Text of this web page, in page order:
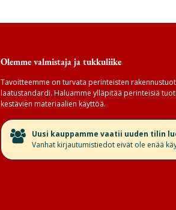
Olemme valmistaja ja tukkuliike
Tavoitteemme on turvata perinteisten
laatustandardi. Haluamme ylläpitää perinteisiä
kestävien materiaalien käyttöä.
​Uusi kauppamme vaatii uuden tilin
Vanhat kirjautumistiedot eivät ole enää